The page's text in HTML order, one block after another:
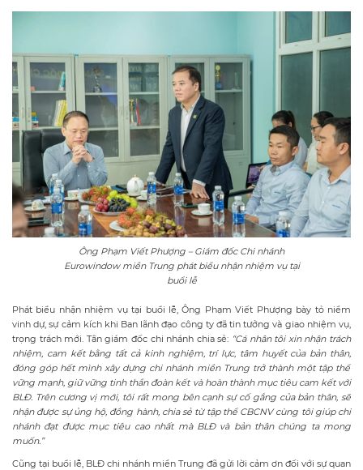
Ông Phạm Viết Phượng – Giám đốc Chi nhánh
Eurowindow miền Trung phát biểu nhận nhiệm vụ tại
buổi lễ
Phát biểu nhận nhiệm vụ tại buổi lễ, Ông Phạm Viết Phượng bày tỏ niềm
vinh dự, sự cảm kích khi Ban lãnh đạo công ty đã tin tưởng và giao nhiệm vụ,
trọng trách mới. Tân giám đốc chi nhánh chia sẻ: “Cá nhân tôi xin nhận trách
nhiệm, cam kết bằng tất cả kinh nghiệm,trí lực, tâm huyết của bản thân,
đóng góp hết mìnhxây dựng chi nhánh miền Trung trở thànhmột tập thể
vững mạnh, giữ vững tinh thần đoàn kếtvà hoàn thành mục tiêu cam kết với
BLĐ. Trên cương vị mới, tôi rất mong bên cạnh sự cố gắng của bản thân, sẽ
nhận được sựủng hộ, đồng hành,chia sẻ từ tập thể CBCNV cùng tôi giúp chi
nhánh đạt được mục tiêu cao nhất mà BLĐ và bản thân chúng ta mong
muốn.”
Cũng tại buổi lễ, BLĐ chi nhánh miền Trung đã gửi lời cảm ơn đối với sự quan